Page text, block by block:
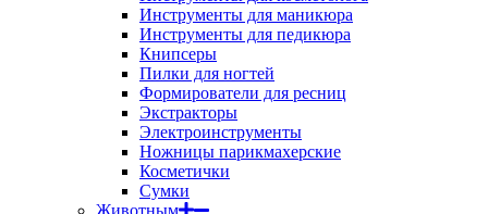
Инструменты для маникюра
Инструменты для педикюра
Книпсеры
Пилки для ногтей
Формирователи для ресниц
Экстракторы
Электроинструменты
Ножницы парикмахерские
Косметички
Сумки
Животным